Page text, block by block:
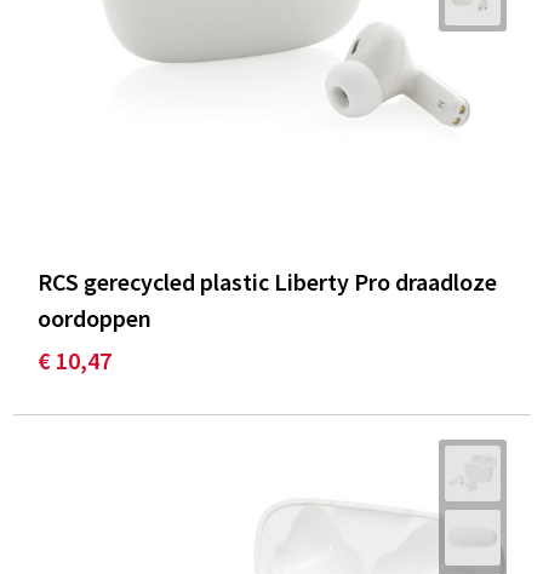
RCS gerecycled plastic Liberty Pro draadloze
oordoppen
€ 10,47